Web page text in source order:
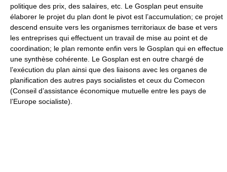
politique des prix, des salaires, etc. Le Gosplan peut ensuite
élaborer le projet du plan dont le pivot est l’accumulation; ce projet
descend ensuite vers les organismes territoriaux de base et vers
les entreprises qui effectuent un travail de mise au point et de
coordination; le plan remonte enfin vers le Gosplan qui en effectue
une synthèse cohérente. Le Gosplan est en outre chargé de
l’exécution du plan ainsi que des liaisons avec les organes de
planification des autres pays socialistes et ceux du Comecon
(Conseil d’assistance économique mutuelle entre les pays de
l’Europe socialiste).